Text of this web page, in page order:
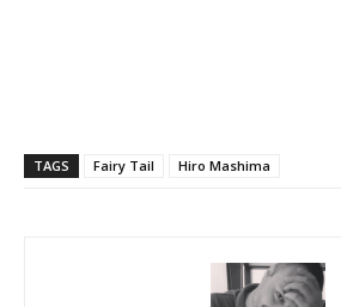
TAGS Fairy Tail Hiro Mashima